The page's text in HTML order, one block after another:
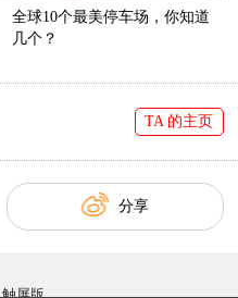
全球10个最美停车场，你知道
几个？
TA 的主页
分享
触屏版